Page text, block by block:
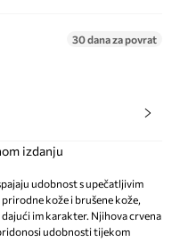
30 dana za povrat
izdanju
udobnost s upečatljivim
kože i brušene kože,
im karakter. Njihova crvena
udobnosti tijekom